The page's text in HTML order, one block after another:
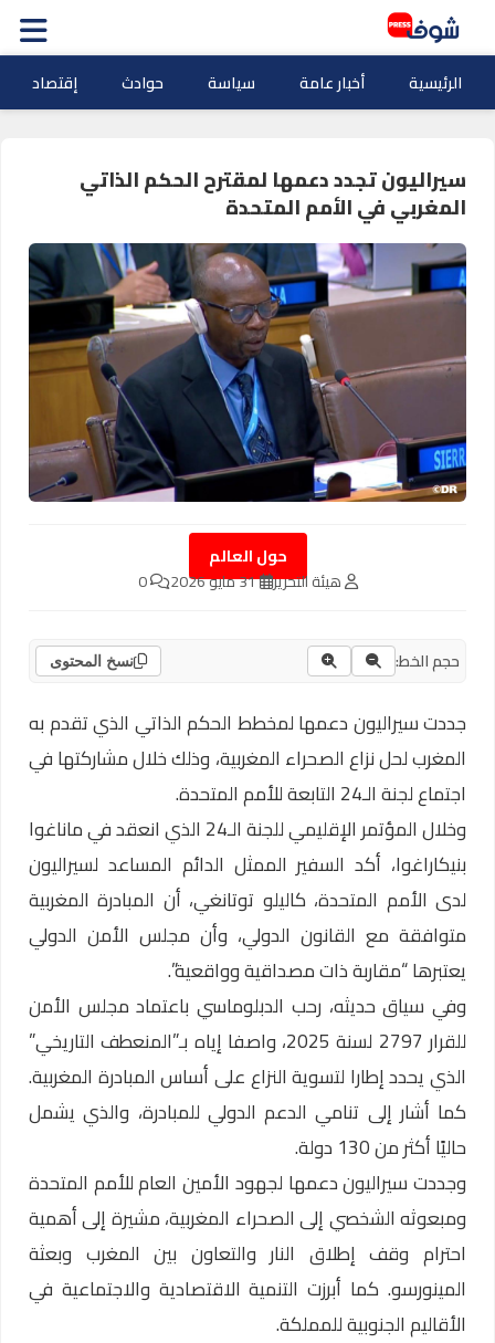
الرئيسية أخبار عامة سياسة حوادث إقتصاد
سيراليون تجدد دعمها لمقترح الحكم الذاتي
المغربي في الأمم المتحدة
حول العالم
هيئة التحرير 31 مايو 2026 0
حجم الخط: نسخ المحتوى
جددت سيراليون دعمها لمخطط الحكم الذاتي الذي تقدم به
المغرب لحل نزاع الصحراء المغربية، وذلك خلال مشاركتها في
اجتماع لجنة الـ24 التابعة للأمم المتحدة.
وخلال المؤتمر الإقليمي للجنة الـ24 الذي انعقد في ماناغوا
بنيكاراغوا، أكد السفير الممثل الدائم المساعد لسيراليون
لدى الأمم المتحدة، كاليلو توتانغي، أن المبادرة المغربية
متوافقة مع القانون الدولي، وأن مجلس الأمن الدولي
يعتبرها “مقاربة ذات مصداقية وواقعية”.
وفي سياق حديثه، رحب الدبلوماسي باعتماد مجلس الأمن
للقرار 2797 لسنة 2025، واصفا إياه بـ”المنعطف التاريخي”
الذي يحدد إطارا لتسوية النزاع على أساس المبادرة المغربية.
كما أشار إلى تنامي الدعم الدولي للمبادرة، والذي يشمل
حاليًا أكثر من 130 دولة.
وجددت سيراليون دعمها لجهود الأمين العام للأمم المتحدة
ومبعوثه الشخصي إلى الصحراء المغربية، مشيرة إلى أهمية
احترام وقف إطلاق النار والتعاون بين المغرب وبعثة
المينورسو. كما أبرزت التنمية الاقتصادية والاجتماعية في
الأقاليم الجنوبية للمملكة.